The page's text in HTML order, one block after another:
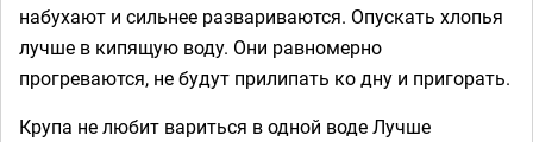
набухают и сильнее развариваются. Опускать хлопья
лучше в кипящую воду. Они равномерно
прогреваются, не будут прилипать ко дну и пригорать.
Крупа не любит вариться в одной воде Лучше